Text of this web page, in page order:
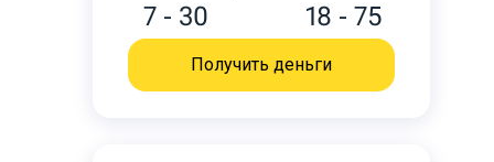
7 - 30 18 - 75
Получить деньги